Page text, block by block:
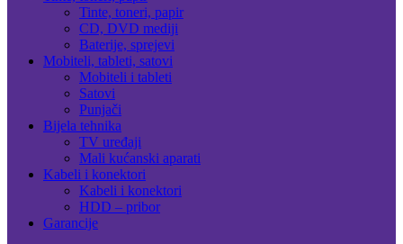
Tinte, toneri, papir
CD, DVD mediji
Baterije, sprejevi
Mobiteli, tableti, satovi
Mobiteli i tableti
Satovi
Punjači
Bijela tehnika
TV uređaji
Mali kućanski aparati
Kabeli i konektori
Kabeli i konektori
HDD – pribor
Garancije